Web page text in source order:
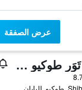
عرض الصفقة
ذا برينس بارك تَوَر طوكيو - الفنادق والمنتجعات المفضلة، مجموعة فنادق إل في إكس